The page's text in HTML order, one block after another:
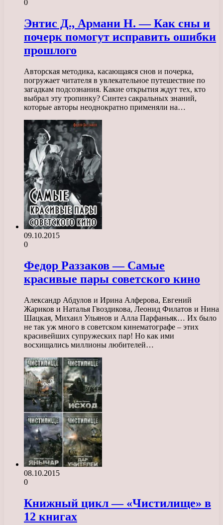
0
Энтис Д., Армани Н. — Как сны и
почерк помогут исправить ошибки
прошлого
Авторская методика, касающаяся снов и почерка,
погружает читателя в увлекательное путешествие по
загадкам подсознания. Какие открытия ждут тех, кто
выбрал эту тропинку? Синтез сакральных знаний,
которые авторы неоднократно применяли на…
09.10.2015
0
Федор Раззаков — Самые
красивые пары советского кино
Александр Абдулов и Ирина Алферова, Евгений
Жариков и Наталья Гвоздикова, Леонид Филатов и Нина
Шацкая, Михаил Ульянов и Алла Парфаньяк… Их было
не так уж много в советском кинематографе – этих
красивейших супружеских пар! Но как ими
восхищались миллионы любителей…
08.10.2015
0
Книжный цикл — «Чистилище» в
12 книгах